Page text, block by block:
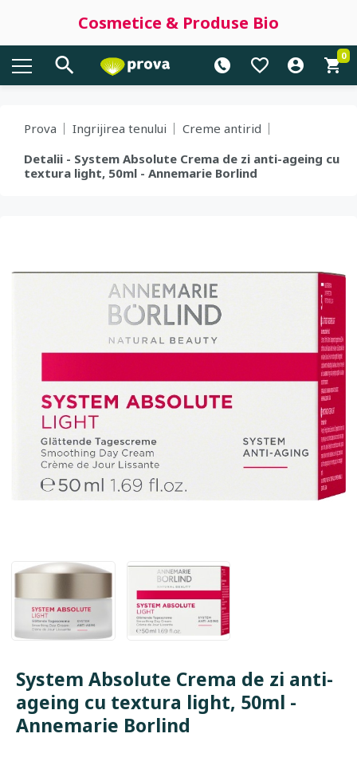
Cosmetice & Produse Bio
0
Prova Ingrijirea tenului
Creme antirid
Detalii - System Absolute Crema de zi anti-ageing cu
textura light, 50ml - Annemarie Borlind
System Absolute Crema de zi anti-
ageing cu textura light, 50ml -
Annemarie Borlind